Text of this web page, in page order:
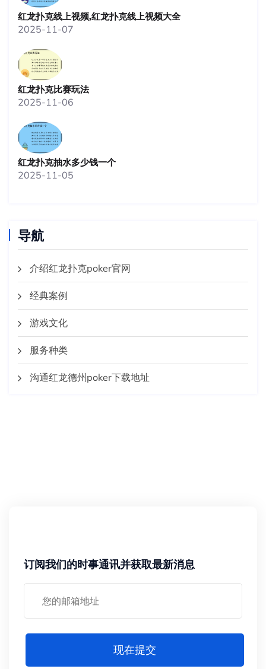
红龙扑克线上视频,红龙扑克线上视频大全
2025-11-07
红龙扑克比赛玩法
2025-11-06
红龙扑克抽水多少钱一个
2025-11-05
导航
介绍红龙扑克poker官网
经典案例
游戏文化
服务种类
沟通红龙德州poker下载地址
订阅我们的时事通讯并获取最新消息
现在提交